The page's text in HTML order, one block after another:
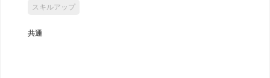
スキルアップ
共通